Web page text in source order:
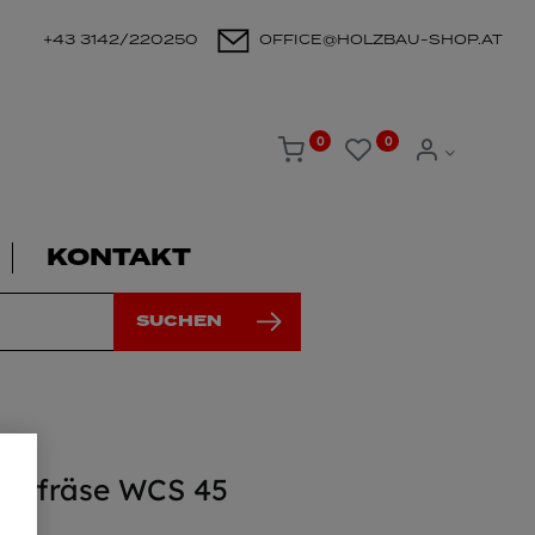
+43 3142/220250 OFFICE@HOLZBAU-SHOP.AT
0 0
KONTAKT
SUCHEN
WCS 45